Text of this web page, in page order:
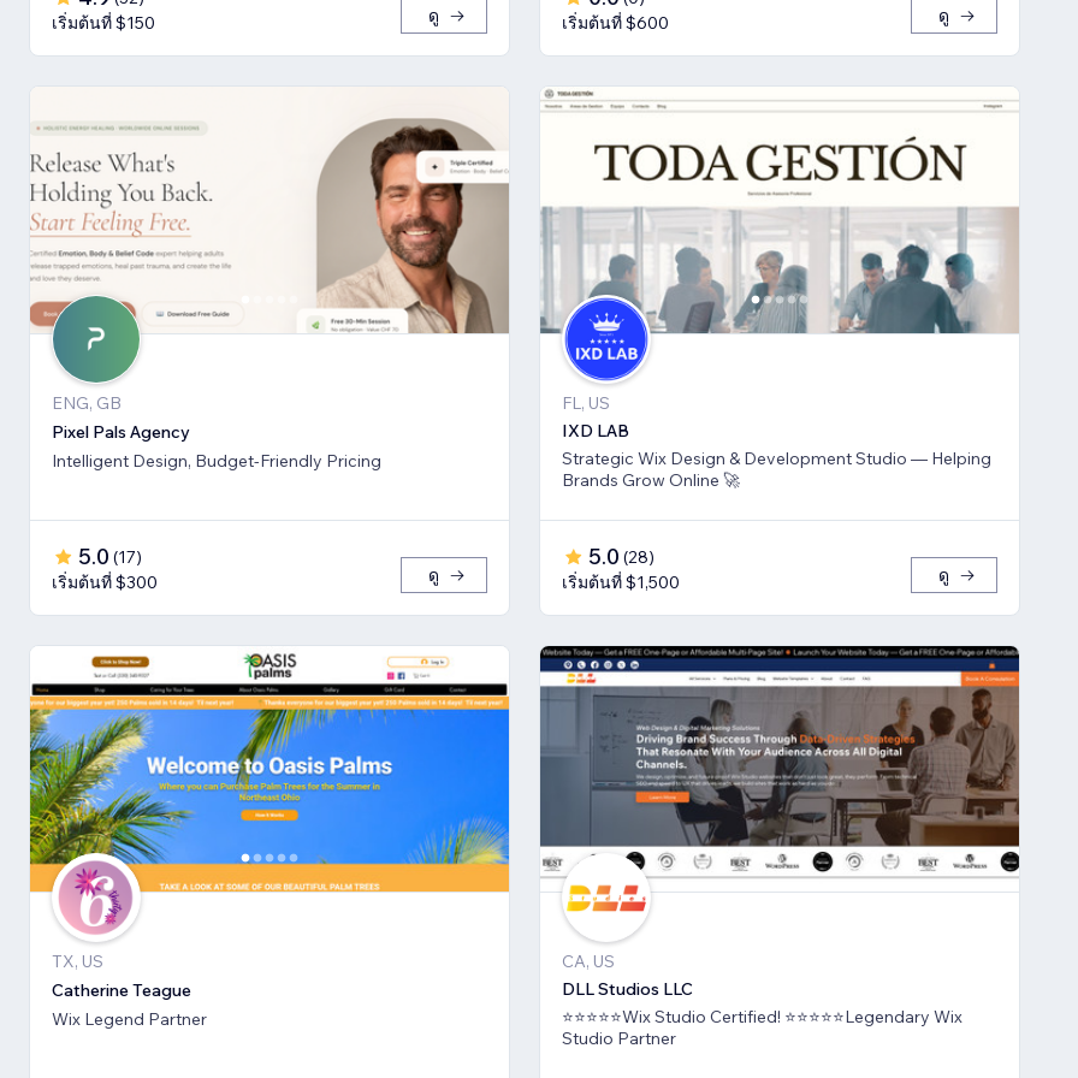
เริ่มต้นที่ $150
ดู
เริ่มต้นที่ $600
ดู
ENG, GB
Pixel Pals Agency
Intelligent Design, Budget-Friendly Pricing
5.0 (17)
เริ่มต้นที่ $300
ดู
FL, US
IXD LAB
Strategic Wix Design & Development Studio — Helping
Brands Grow Online 🚀
5.0 (28)
เริ่มต้นที่ $1,500
ดู
TX, US
Catherine Teague
Wix Legend Partner
CA, US
DLL Studios LLC
⭐⭐⭐⭐⭐Wix Studio Certified! ⭐⭐⭐⭐⭐Legendary Wix
Studio Partner